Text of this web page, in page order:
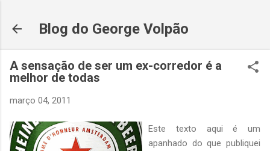
Blog do George Volpão
A sensação de ser um ex-corredor é a
melhor de todas
março 04, 2011
Este texto aqui é um
apanhado do que publiquei